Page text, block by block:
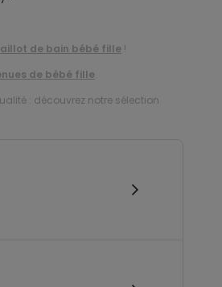
de bain bébé fille !
de bébé fille.
: découvrez notre sélection